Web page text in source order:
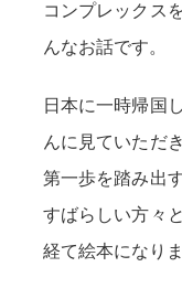
コンプレックス
んなお話です。
日本に一時帰国
んに見ていただ
第一歩を踏み出
すばらしい方々
経て絵本になりま